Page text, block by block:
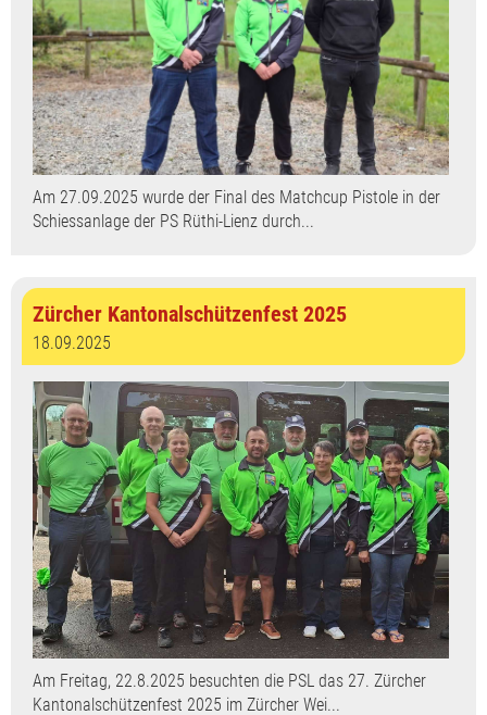
Am 27.09.2025 wurde der Final des Matchcup Pistole in der
Schiessanlage der PS Rüthi-Lienz durch...
Zürcher Kantonalschützenfest 2025
18.09.2025
Am Freitag, 22.8.2025 besuchten die PSL das 27. Zürcher
Kantonalschützenfest 2025 im Zürcher Wei...